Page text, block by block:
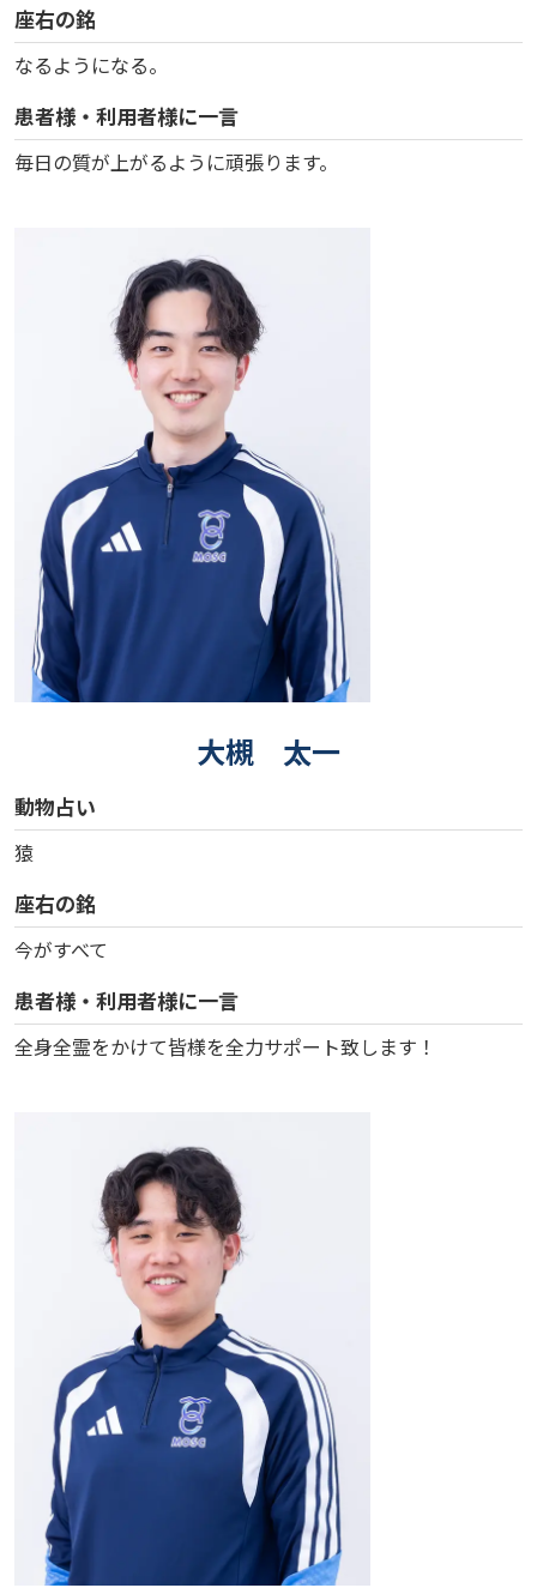
座右の銘
なるようになる。
患者様・利用者様に一言
毎日の質が上がるように頑張ります。
大槻 太一
動物占い
猿
座右の銘
今がすべて
患者様・利用者様に一言
全身全霊をかけて皆様を全力サポート致します！